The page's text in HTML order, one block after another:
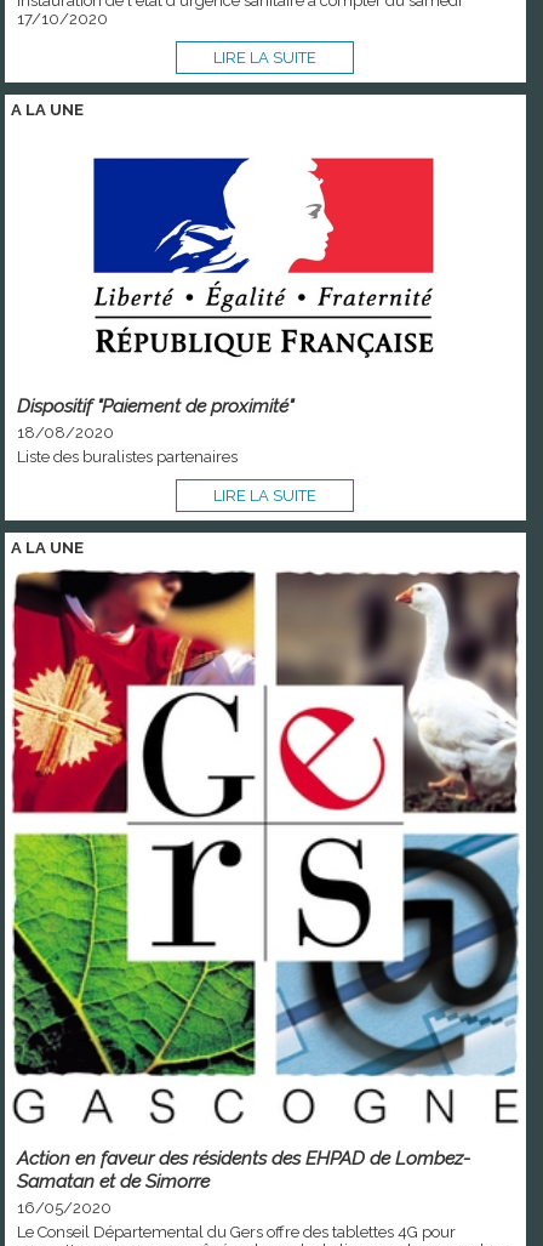
17/10/2020
LIRE LA SUITE
A LA UNE
Dispositif "Paiement de proximité"
18/08/2020
Liste des buralistes partenaires
LIRE LA SUITE
A LA UNE
Action en faveur des résidents des EHPAD de Lombez-
Samatan et de Simorre
16/05/2020
Le Conseil Départemental du Gers offre des tablettes 4G pour